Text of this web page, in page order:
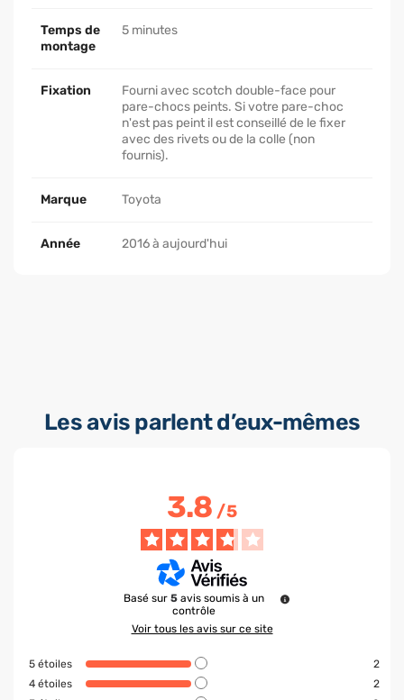
Temps de
montage
5 minutes
Fixation
Fourni avec scotch double-face pour
pare-chocs peints. Si votre pare-choc
n'est pas peint il est conseillé de le fixer
avec des rivets ou de la colle (non
fournis).
Marque Toyota
Année 2016 à aujourd'hui
Les avis parlent d’eux-mêmes
3.8/5
Basé sur 5 avis soumis à un
contrôle
Voir tous les avis sur ce site
5 étoiles
2
4 étoiles
2